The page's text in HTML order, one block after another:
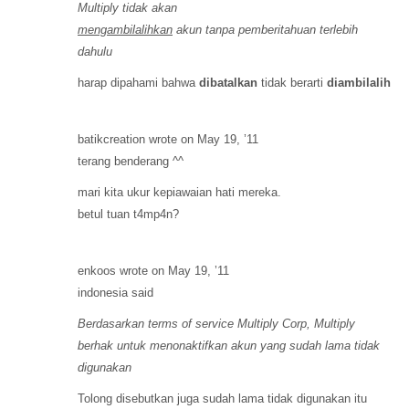
Multiply tidak akan
mengambilalihkan akun tanpa pemberitahuan terlebih
dahulu
harap dipahami bahwa dibatalkan tidak berarti diambilalih
batikcreation wrote on May 19, ’11
terang benderang ^^
mari kita ukur kepiawaian hati mereka.
betul tuan t4mp4n?
enkoos wrote on May 19, ’11
indonesia said
Berdasarkan terms of service Multiply Corp, Multiply
berhak untuk menonaktifkan akun yang sudah lama tidak
digunakan
Tolong disebutkan juga sudah lama tidak digunakan itu